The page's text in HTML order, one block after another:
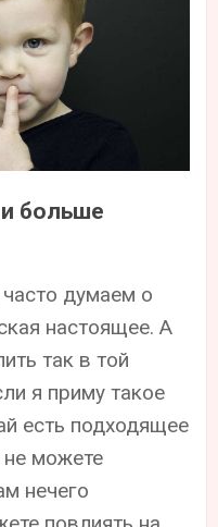
больше
думаем о
настоящее. А
так в той
я приму такое
есть подходящее
можете
нечего